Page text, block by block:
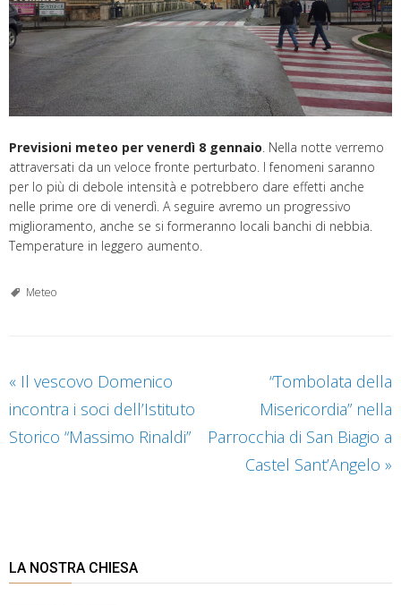
Previsioni meteo per venerdì 8 gennaio . Nella notte verremo
attraversati da un veloce fronte perturbato. I fenomeni saranno
per lo più di debole intensità e potrebbero dare effetti anche
nelle prime ore di venerdì. A seguire avremo un progressivo
miglioramento, anche se si formeranno locali banchi di nebbia.
Temperature in leggero aumento.
Meteo
« Il vescovo Domenico
incontra i soci dell’Istituto
Storico “Massimo Rinaldi”
“Tombolata della
Misericordia” nella
Parrocchia di San Biagio a
Castel Sant’Angelo »
LA NOSTRA CHIESA